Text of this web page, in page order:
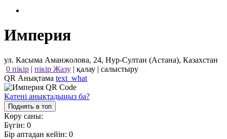
Империя
ул. Касыма Аманжолова, 24, Нур-Султан (Астана), Казахстан
0 пікір | пікір Жазу | қалау | салыстыру
QR Анықтама text_what
Қатені анықтадыңыз ба?
Поднять в топ
Көру саны:
Бүгін: 0
Бір аптадан кейін: 0